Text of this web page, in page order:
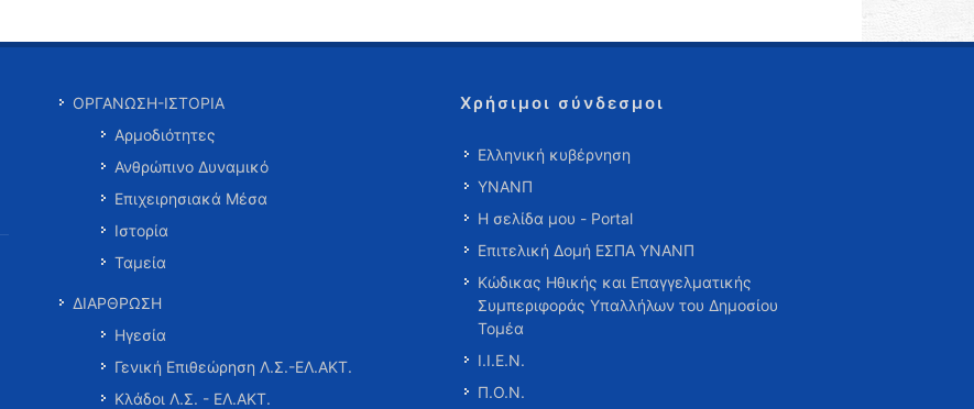
ΟΡΓΑΝΩΣΗ-ΙΣΤΟΡΙΑ
Αρμοδιότητες
Ανθρώπινο Δυναμικό
Επιχειρησιακά Μέσα
Ιστορία
Ταμεία
ΔΙΑΡΘΡΩΣΗ
Ηγεσία
Γενική Επιθεώρηση Λ.Σ.-ΕΛ.ΑΚΤ.
Κλάδοι Λ.Σ. - ΕΛ.ΑΚΤ.
Χρήσιμοι σύνδεσμοι
Ελληνική κυβέρνηση
ΥΝΑΝΠ
Η σελίδα μου - Portal
Επιτελική Δομή ΕΣΠΑ ΥΝΑΝΠ
Κώδικας Ηθικής και Επαγγελματικής
Συμπεριφοράς Υπαλλήλων του Δημοσίου
Τομέα
Ι.Ι.Ε.Ν.
Π.Ο.Ν.